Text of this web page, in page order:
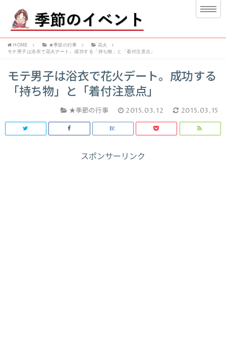
HOME ★季節の行事
花火
モテ男子は浴衣で花火デート。成功する「持ち物」と「着付注意点」
モテ男子は浴衣で花火デート。成功する
「持ち物」と「着付注意点」
★季節の行事 2015.03.12 2015.03.15
スポンサーリンク